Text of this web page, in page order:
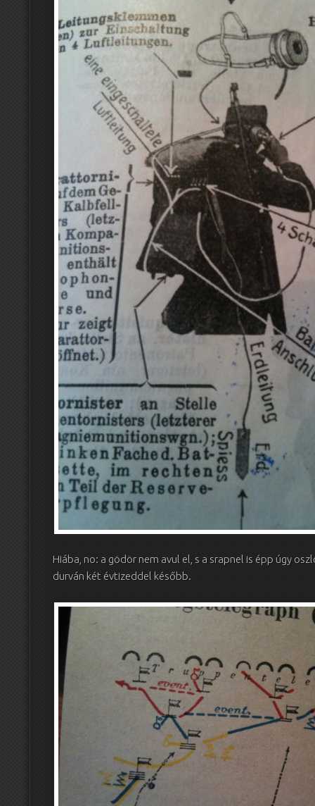
Hiába, no: a gödör nem avul el, s a srapnel is épp úgy
durván két évtizeddel később.